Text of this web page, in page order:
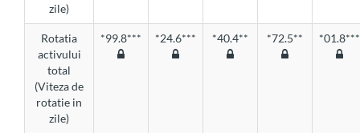
zile)
Rotatia
activului
total
(Viteza de
rotatie in
zile)
*99.8*** *24.6*** *40.4** *72.5** *01.8***